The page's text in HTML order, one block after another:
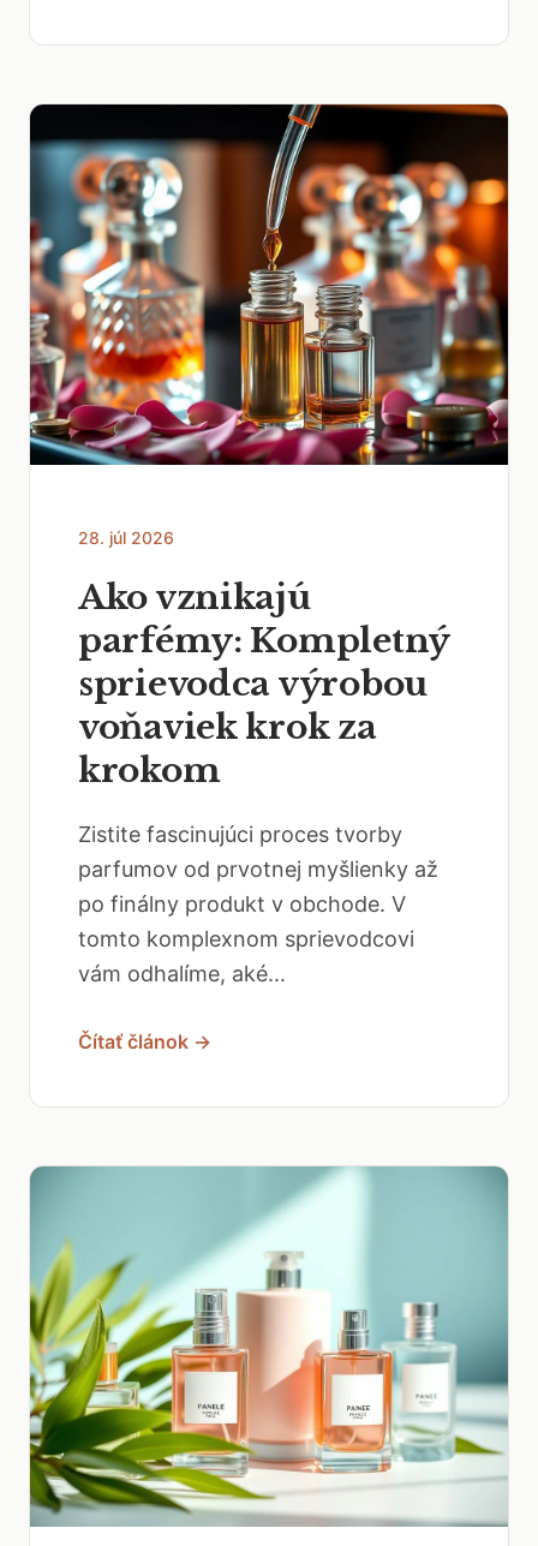
28. júl 2026
Ako vznikajú
parfémy: Kompletný
sprievodca výrobou
voňaviek krok za
krokom
Zistite fascinujúci proces tvorby
parfumov od prvotnej myšlienky až
po finálny produkt v obchode. V
tomto komplexnom sprievodcovi
vám odhalíme, aké...
Čítať článok →